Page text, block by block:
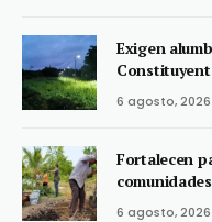
Exigen
6 agosto, 2026
Fortalecen
6 agosto, 2026